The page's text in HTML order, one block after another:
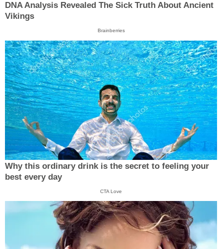
DNA Analysis Revealed The Sick Truth About Ancient
Vikings
Brainberries
Why this ordinary drink is the secret to feeling your
best every day
CTA Love